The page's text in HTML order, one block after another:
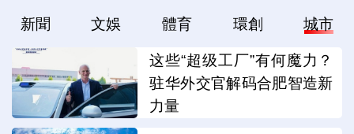
新聞 文娛 體育 環創 城市
这些“超级工厂”有何魔力？
驻华外交官解码合肥智造新
力量